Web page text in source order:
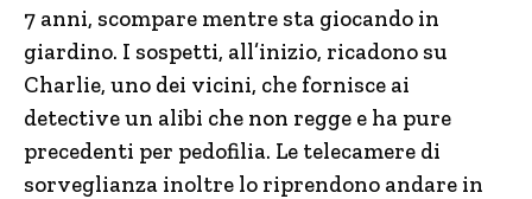
7 anni, scompare mentre sta giocando in
giardino. I sospetti, all’inizio, ricadono su
Charlie, uno dei vicini, che fornisce ai
detective un alibi che non regge e ha pure
precedenti per pedofilia. Le telecamere di
sorveglianza inoltre lo riprendono andare in